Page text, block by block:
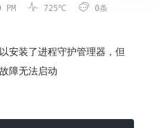
PM  725℃  0条
安装了进程守护管理器，但
障无法启动